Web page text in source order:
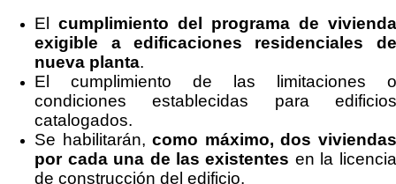
Elcumplimiento del programa de vivienda
exigible a edificaciones residenciales de
nueva planta.
El cumplimiento de las limitaciones o
condiciones establecidas para edificios
catalogados.
Se habilitarán,como máximo, dos viviendas
por cada una de las existentes en la licencia
de construcción del edificio.